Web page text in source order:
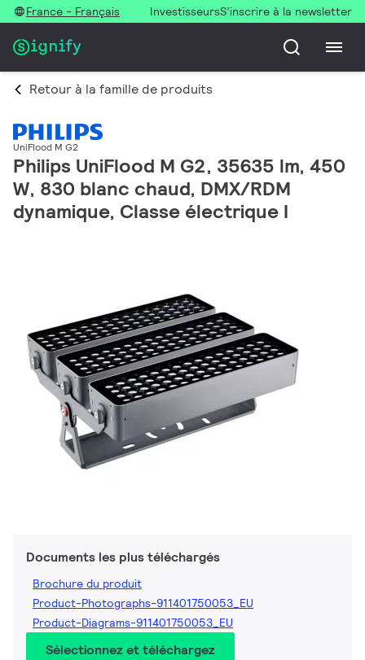
France - Français InvestisseursS’inscrire à la newsletter
Retour à la famille de produits
UniFlood M G2
Philips UniFlood M G2, 35635 lm, 450
W, 830 blanc chaud, DMX/RDM
dynamique, Classe électrique I
Documents les plus téléchargés
Brochure du produit
Product-Photographs-911401750053_EU
Product-Diagrams-911401750053_EU
Sélectionnez et téléchargez